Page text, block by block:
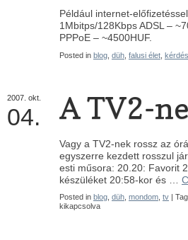
Például internet-
1Mbitps/128Kbps ADSL –
PPPoE – ~4500HUF.
Posted in blog düh falusi élet kérdés
A TV2-
2007. okt.
04.
Vagy a TV2-nek rossz az
egyszerre kezdett rosszul
esti műsora: 20.20: Favorit
készüléket 20:58-kor és …
Posted in blog düh mondom tv |
kikapcsolva